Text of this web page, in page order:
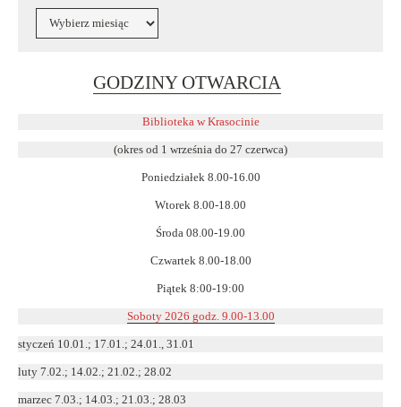
GODZINY OTWARCIA
w
Biblioteka w Krasocinie
(okres od 1 września do 27 czerwca)
Poniedziałek 8.00-16.00
Wtorek 8.00-18.00
Środa 08.00-19.00
Czwartek 8.00-18.00
Piątek 8:00-19:00
Soboty 2026 godz. 9.00-13.00
styczeń 10.01.; 17.01.; 24.01., 31.01
luty 7.02.; 14.02.; 21.02.; 28.02
marzec 7.03.; 14.03.; 21.03.; 28.03